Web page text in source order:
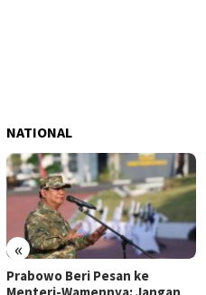
NATIONAL
«
Prabowo Beri Pesan ke